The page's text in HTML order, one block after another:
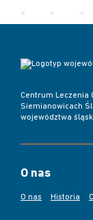
Centrum Leczenia
Siemianowicach
województwa
O nas
O nas Historia